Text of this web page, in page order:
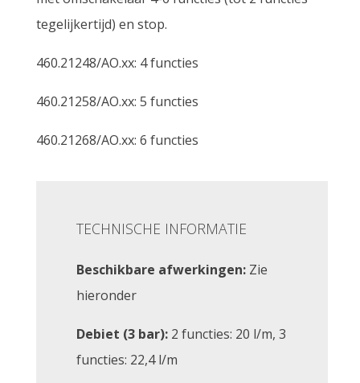
tegelijkertijd) en stop.
460.21248/AO.xx: 4 functies
460.21258/AO.xx: 5 functies
460.21268/AO.xx: 6 functies
TECHNISCHE INFORMATIE
Beschikbare afwerkingen: Zie
hieronder
Debiet (3 bar): 2 functies: 20 l/m, 3
functies: 22,4 l/m